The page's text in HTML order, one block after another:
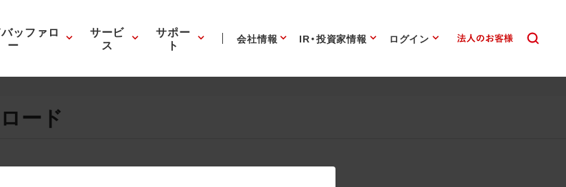
ッファロ
ー
サービ
ス
サポー
ト 会社情報 IR・投資家情報 ログイン
ード
ボタンを押すと圧縮ファイルのダウンロードが始まります。